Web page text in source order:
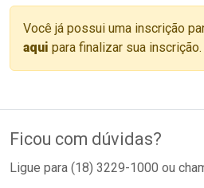
Você já possui uma inscrição
aqui para finalizar sua inscrição.
Ficou com dúvidas?
Ligue para (18) 3229-1000 ou